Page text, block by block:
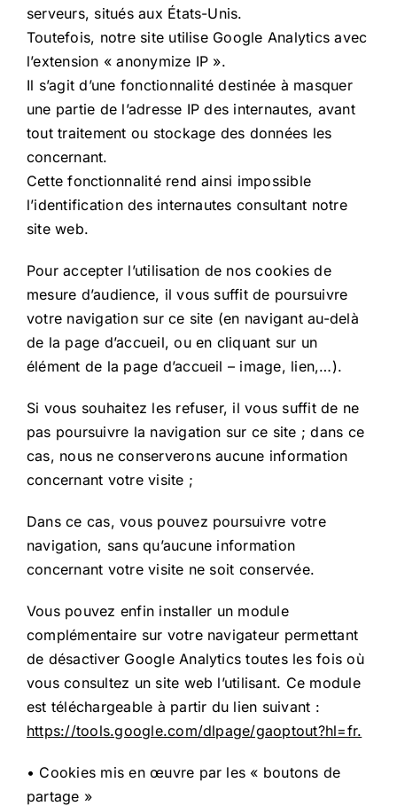
serveurs, situés aux États-Unis.
Toutefois, notre site utilise Google Analytics avec
l’extension « anonymize IP ».
Il s’agit d’une fonctionnalité destinée à masquer
une partie de l’adresse IP des internautes, avant
tout traitement ou stockage des données les
concernant.
Cette fonctionnalité rend ainsi impossible
l’identification des internautes consultant notre
site web.
Pour accepter l’utilisation de nos cookies de
mesure d’audience, il vous suffit de poursuivre
votre navigation sur ce site (en navigant au-delà
de la page d’accueil, ou en cliquant sur un
élément de la page d’accueil – image, lien,…).
Si vous souhaitez les refuser, il vous suffit de ne
pas poursuivre la navigation sur ce site ; dans ce
cas, nous ne conserverons aucune information
concernant votre visite ;
Dans ce cas, vous pouvez poursuivre votre
navigation, sans qu’aucune information
concernant votre visite ne soit conservée.
Vous pouvez enfin installer un module
complémentaire sur votre navigateur permettant
de désactiver Google Analytics toutes les fois où
vous consultez un site web l’utilisant. Ce module
est téléchargeable à partir du lien suivant :
https://tools.google.com/dlpage/gaoptout?hl=fr.
• Cookies mis en œuvre par les « boutons de
partage »